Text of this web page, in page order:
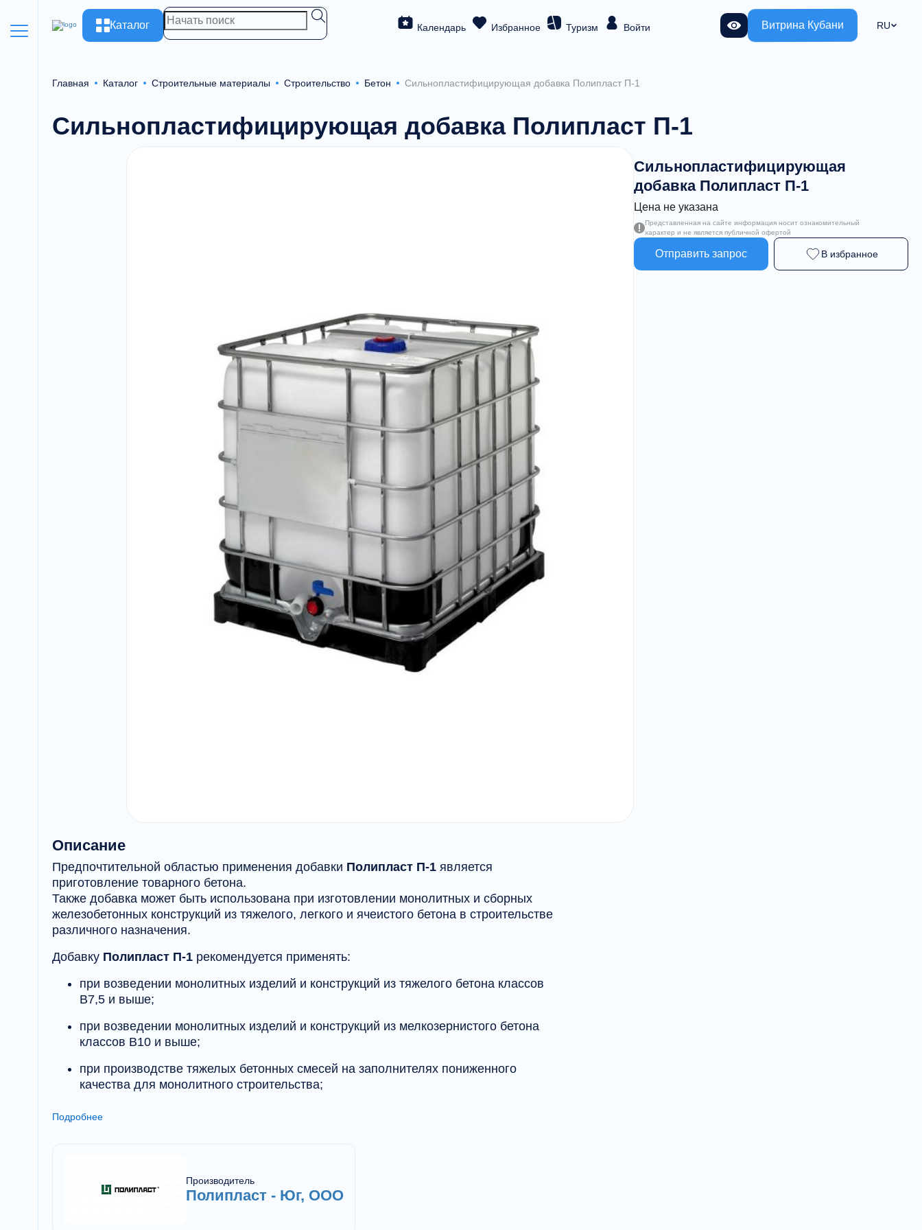
Каталог Календарь Избранное Туризм Войти Витрина Кубани RU
Главная Каталог Строительные материалы Строительство Бетон Сильнопластифицирующая добавка Полипласт П-1
Сильнопластифицирующая добавка Полипласт П-1
Сильнопластифицирующая
добавка Полипласт П-1
Цена не указана
Представленная на сайте информация носит ознакомительный
характер и не является публичной офертой
Отправить запрос В избранное
Описание
Предпочтительной областью применения добавки Полипласт П-1 является
приготовление товарного бетона.
Также добавка может быть использована при изготовлении монолитных и сборных
железобетонных конструкций из тяжелого, легкого и ячеистого бетона в строительстве
различного назначения.
Добавку Полипласт П-1 рекомендуется применять:
при возведении монолитных изделий и конструкций из тяжелого бетона классов
В7,5 и выше;
при возведении монолитных изделий и конструкций из мелкозернистого бетона
классов В10 и выше;
при производстве тяжелых бетонных смесей на заполнителях пониженного
качества для монолитного строительства;
для растворных смесей;
для снижения усадочной деформации смеси;
для снижения водопоглощения при капиллярном подсосе;
Подробнее
Производитель
Полипласт - Юг, ООО